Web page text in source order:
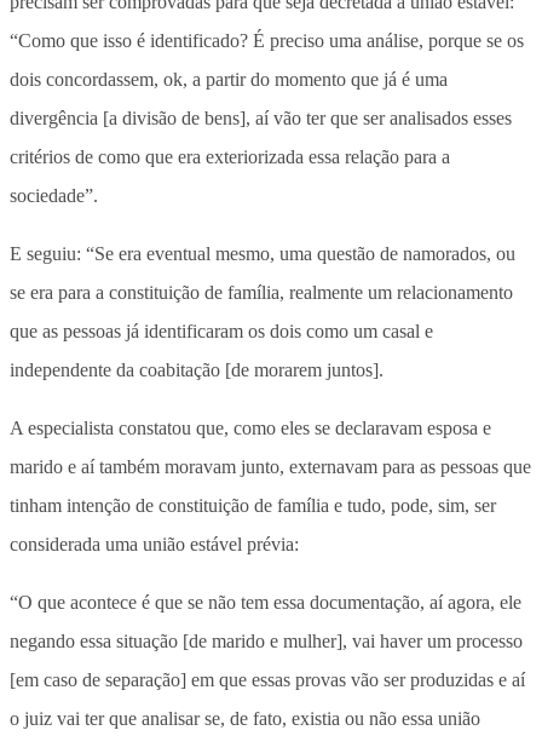
“Como que isso é identificado? É preciso uma análise, porque se os
dois concordassem, ok, a partir do momento que já é uma
divergência [a divisão de bens], aí vão ter que ser analisados esses
critérios de como que era exteriorizada essa relação para a
sociedade”.
E seguiu: “Se era eventual mesmo, uma questão de namorados, ou
se era para a constituição de família, realmente um relacionamento
que as pessoas já identificaram os dois como um casal e
independente da coabitação [de morarem juntos].
A especialista constatou que, como eles se declaravam esposa e
marido e aí também moravam junto, externavam para as pessoas que
tinham intenção de constituição de família e tudo, pode, sim, ser
considerada uma união estável prévia:
“O que acontece é que se não tem essa documentação, aí agora, ele
negando essa situação [de marido e mulher], vai haver um processo
[em caso de separação] em que essas provas vão ser produzidas e aí
o juiz vai ter que analisar se, de fato, existia ou não essa união